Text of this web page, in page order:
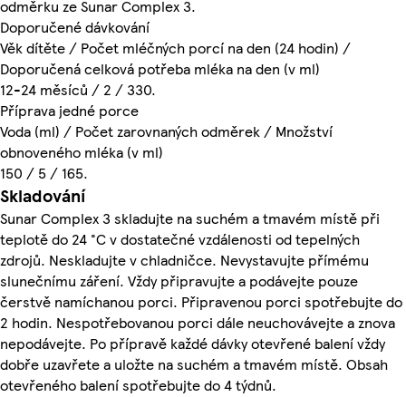
odměrku ze Sunar Complex 3.
Doporučené dávkování
Věk dítěte / Počet mléčných porcí na den (24 hodin) /
Doporučená celková potřeba mléka na den (v ml)
12-24 měsíců / 2 / 330.
Příprava jedné porce
Voda (ml) / Počet zarovnaných odměrek / Množství
obnoveného mléka (v ml)
150 / 5 / 165.
Skladování
Sunar Complex 3 skladujte na suchém a tmavém místě při
teplotě do 24 °C v dostatečné vzdálenosti od tepelných
zdrojů. Neskladujte v chladničce. Nevystavujte přímému
slunečnímu záření. Vždy připravujte a podávejte pouze
čerstvě namíchanou porci. Připravenou porci spotřebujte do
2 hodin. Nespotřebovanou porci dále neuchovávejte a znova
nepodávejte. Po přípravě každé dávky otevřené balení vždy
dobře uzavřete a uložte na suchém a tmavém místě. Obsah
otevřeného balení spotřebujte do 4 týdnů.